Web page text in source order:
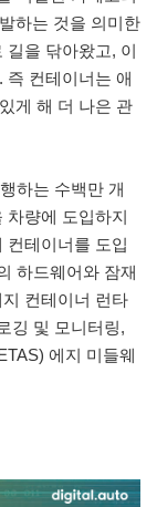
하는 것을 의미한
길을 닦아왔고, 이
즉 컨테이너는 애
게 해 더 나은 관
하는 수백만 개
차량에 도입하지
컨테이너를 도입
하드웨어와 잠재
컨테이너 런타
깅 및 모니터링,
에지 미들웨